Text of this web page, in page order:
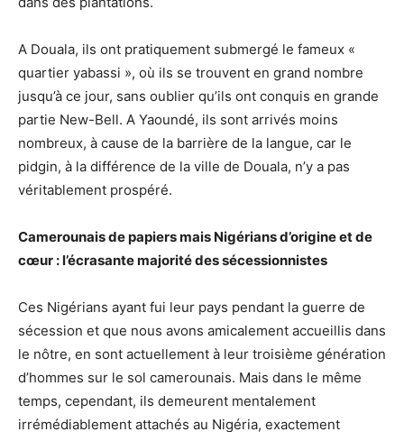
A Douala, ils ont pratiquement submergé le fameux «
quartier yabassi », où ils se trouvent en grand nombre
jusqu’à ce jour, sans oublier qu’ils ont conquis en grande
partie New-Bell. A Yaoundé, ils sont arrivés moins
nombreux, à cause de la barrière de la langue, car le
pidgin, à la différence de la ville de Douala, n’y a pas
véritablement prospéré.
Camerounais de papiers mais Nigérians d’origine et de
cœur : l’écrasante majorité des sécessionnistes
Ces Nigérians ayant fui leur pays pendant la guerre de
sécession et que nous avons amicalement accueillis dans
le nôtre, en sont actuellement à leur troisième génération
d’hommes sur le sol camerounais. Mais dans le même
temps, cependant, ils demeurent mentalement
irrémédiablement attachés au Nigéria, exactement